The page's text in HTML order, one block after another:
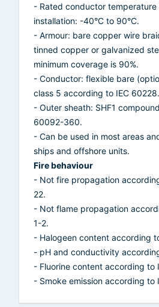
- Rated conductor
installation: -40°C to 90°C.
- Armour: bare copper wire
tinned copper or galvanized
minimum coverage is 90%.
- Conductor: flexible bare
class 5 according to IEC 60228.
- Outer sheath: SHF1
60092-360.
- Can be used in most areas
ships and offshore units.
Fire behaviour
- Not fire propagation
22.
- Not flame propagation
1-2.
- Halogeen content according
- pH and conductivity
- Fluorine content according to
- Smoke emission according to